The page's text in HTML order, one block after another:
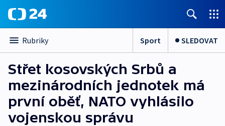
Rubriky Sport SLEDOVAT
Střet kosovských Srbů a
mezinárodních jednotek má
první oběť, NATO vyhlásilo
vojenskou správu